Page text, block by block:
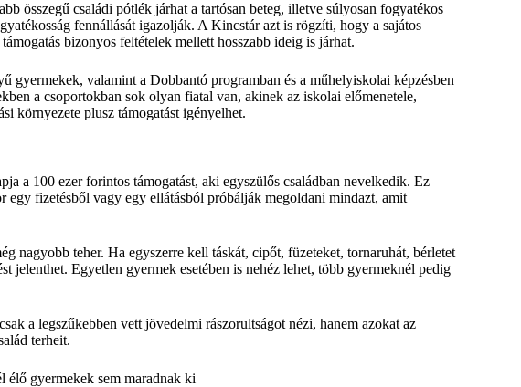
összegű családi pótlék járhat a tartósan beteg, illetve súlyosan fogyatékos
fennállását igazolják. A Kincstár azt is rögzíti, hogy a sajátos
bizonyos feltételek mellett hosszabb ideig is járhat.
gyermekek, valamint a Dobbantó programban és a műhelyiskolai képzésben
a csoportokban sok olyan fiatal van, akinek az iskolai előmenetele,
környezete plusz támogatást igényelhet.
a 100 ezer forintos támogatást, aki egyszülős családban nevelkedik. Ez
egy fizetésből vagy egy ellátásból próbálják megoldani mindazt, amit
nagyobb teher. Ha egyszerre kell táskát, cipőt, füzeteket, tornaruhát, bérletet
jelenthet. Egyetlen gyermek esetében is nehéz lehet, több gyermeknél pedig
a legszűkebben vett jövedelmi rászorultságot nézi, hanem azokat az
terheit.
élő gyermekek sem maradnak ki